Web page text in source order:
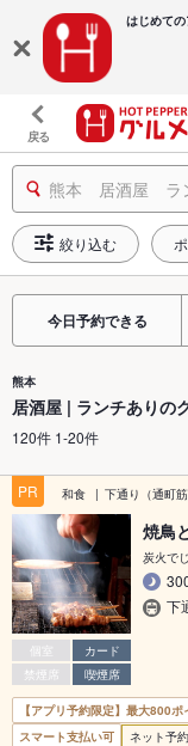
はじめて
戻る
熊本 居酒屋 ラ
絞り込む
今日予約できる
熊本
居酒屋 | ランチありの
120件 1-20件
PR 和食 下通り（通町筋
個室
カード
禁煙席
喫煙席
焼鳥
炭火で
下
【アプリ予約限定】最大800
スマート支払い可
ネット予